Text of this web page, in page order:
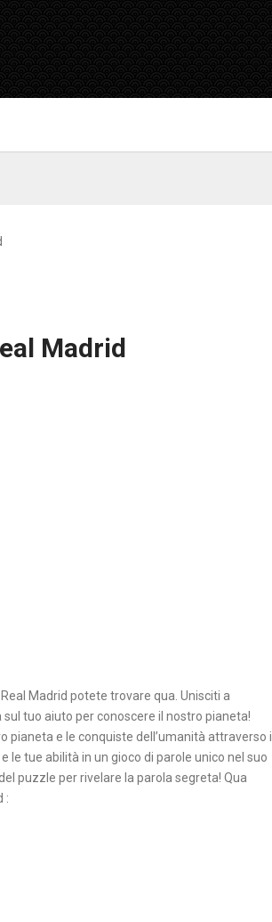
Madrid
Madrid potete trovare qua. Unisciti a
tuo aiuto per conoscere il nostro pianeta!
pianeta e le conquiste dell’umanità attraverso i
le tue abilità in un gioco di parole unico nel suo
puzzle per rivelare la parola segreta! Qua
: